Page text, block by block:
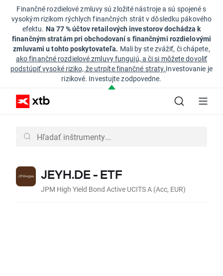
Finančné rozdielové zmluvy sú zložité nástroje a sú spojené s
vysokým rizikom rýchlych finančných strát v dôsledku pákového
efektu. Na 77 % účtov retailových investorov dochádza k
finančným stratám pri obchodovaní s finančnými rozdielovými
zmluvami u tohto poskytovateľa. Mali by ste zvážiť, či chápete,
ako finančné rozdielové zmluvy fungujú, a či si môžete dovoliť
podstúpiť vysoké riziko, že utrpíte finančné straty.Investovanie je
rizikové. Investujte zodpovedne.
JEYH.DE - ETF
JPM High Yield Bond Active UCITS A (Acc, EUR)